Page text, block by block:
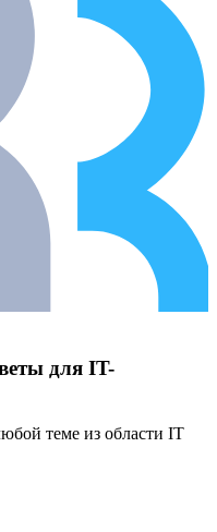
для IT-
теме из области IT